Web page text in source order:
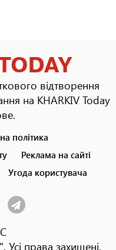
відтворення
на KHARKIV Today
політика
Реклама на сайті
Угода користувача
права захищені.